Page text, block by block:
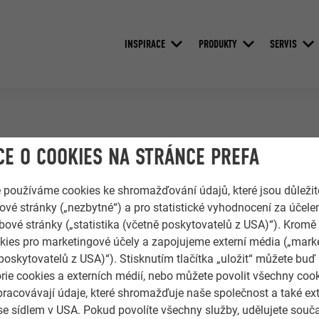
O COOKIES NA STRÁNCE PREFA
používáme cookies ke shromažďování údajů, které jsou
stránky („nezbytné“) a pro statistické vyhodnocení za
stránky („statistika (včetně poskytovatelů z USA)“).
pro marketingové účely a zapojujeme externí média
z USA)“). Stisknutím tlačítka „uložit“ můžete
cookies a externích médií, nebo můžete povolit všechny
údaje, které shromažďuje naše společnost a také
sídlem v USA. Pokud povolíte všechny služby, udělujete
INSPIRACE PRODUKTY SERVIS
v přírodním provedení není hlavním problémem zatékání
této krytiny perforací skrze materiál, které je problematické
podložky nemohou těsnit věčně.Obyvatelé bytového
střešní skladby, která bude dostatečně
skladby. Výběr materiálu padl na PREFA falcovanou
vše v barvě P.10 břidlicová stucco. Kompletní
antracitová. Na veškerý materiál je poskytována záruka 40
Milan Beneš, Svitavy